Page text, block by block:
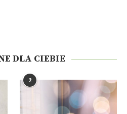
DLA CIEBIE
2